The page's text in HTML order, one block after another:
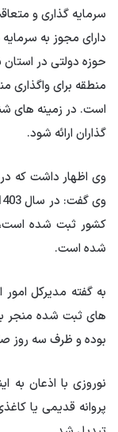
سرمایه گذاری و
گذاران ارائه شود.
شده است.
بوده و ظرف سه روز
پروانه قدیمی یا